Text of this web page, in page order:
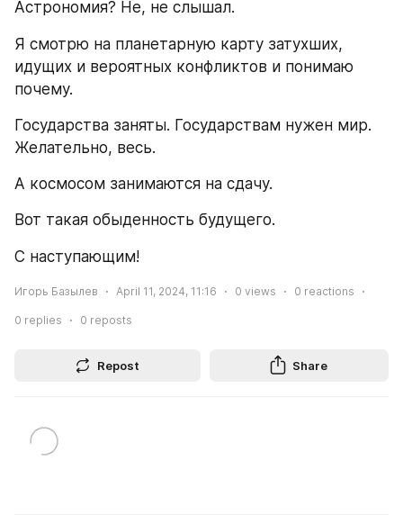
Астрономия? Не, не слышал.
Я смотрю на планетарную карту затухших,
идущих и вероятных конфликтов и понимаю
почему.
Государства заняты. Государствам нужен мир.
Желательно, весь.
А космосом занимаются на сдачу.
Вот такая обыденность будущего.
С наступающим!
Игорь Базылев April 11, 2024, 11:16 0 views 0 reactions
0 replies 0 reposts
Repost Share